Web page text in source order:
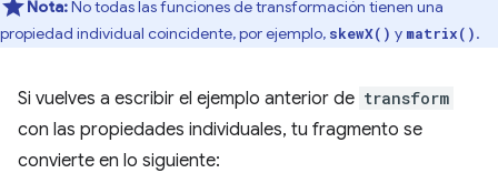
Nota:No todas las funciones de transformación tienen una
propiedad individual coincidente, por ejemplo, skewX() y matrix().
Si vuelves a escribir el ejemplo anterior de transform
con las propiedades individuales, tu fragmento se
convierte en lo siguiente: